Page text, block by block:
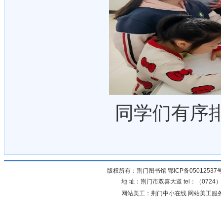
同学们有序
版权所有：荆门图书馆 鄂ICP备05012537
地 址：荆门市双喜大道 tel：（0724
网站美工：荆门中小在线 网站美工